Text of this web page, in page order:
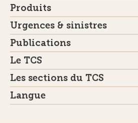
Produits
Urgences & sinistres
Publications
Le TCS
Les sections du TCS
Langue